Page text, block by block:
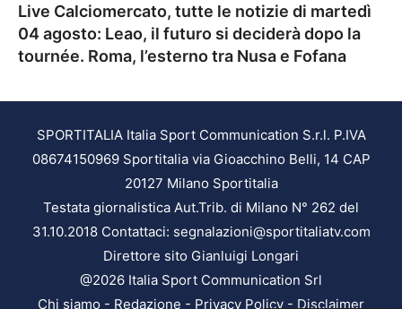
Live Calciomercato, tutte le notizie di martedì
04 agosto: Leao, il futuro si deciderà dopo la
tournée. Roma, l’esterno tra Nusa e Fofana
SPORTITALIA Italia Sport Communication S.r.l. P.IVA
08674150969 Sportitalia via Gioacchino Belli, 14 CAP
20127 Milano Sportitalia
Testata giornalistica Aut.Trib. di Milano N° 262 del
31.10.2018 Contattaci: segnalazioni@sportitaliatv.com
Direttore sito Gianluigi Longari
@2026 Italia Sport Communication Srl
Chi siamo - Redazione - Privacy Policy - Disclaimer